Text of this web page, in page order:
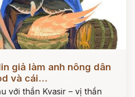
giả làm anh nông dân
và cái...
với thần Kvasir – vị thần